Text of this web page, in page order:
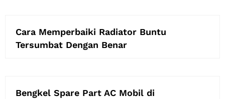
Cara Memperbaiki Radiator Buntu
Tersumbat Dengan Benar
Bengkel Spare Part AC Mobil di